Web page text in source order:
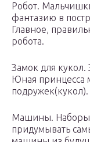
Робот.
фантазию в
Главное,
робота.
Замок для кукол.
Юная принцесса
подружек(кукол).
Машины. Наборы
придумывать